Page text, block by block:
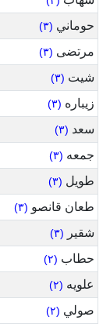
حوماني (٣)
مرتضى (٣)
شيت (٣)
زيباره (٣)
سعد (٣)
جمعه (٣)
طويل (٣)
طعان قانصو (٣)
شقير (٣)
حطاب (٢)
علويه (٢)
صولي (٢)